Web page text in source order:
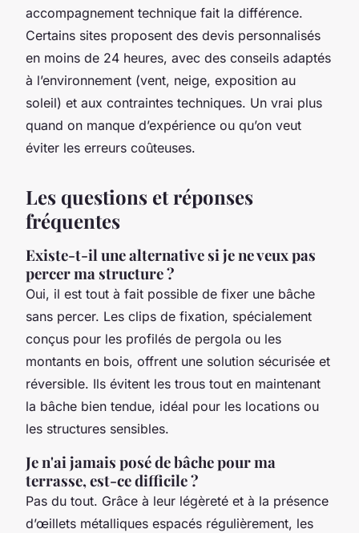
accompagnement technique fait la différence.
Certains sites proposent des devis personnalisés
en moins de 24 heures, avec des conseils adaptés
à l’environnement (vent, neige, exposition au
soleil) et aux contraintes techniques. Un vrai plus
quand on manque d’expérience ou qu’on veut
éviter les erreurs coûteuses.
Les questions et réponses
fréquentes
Existe-t-il une alternative si je ne veux pas
percer ma structure ?
Oui, il est tout à fait possible de fixer une bâche
sans percer. Les clips de fixation, spécialement
conçus pour les profilés de pergola ou les
montants en bois, offrent une solution sécurisée et
réversible. Ils évitent les trous tout en maintenant
la bâche bien tendue, idéal pour les locations ou
les structures sensibles.
Je n'ai jamais posé de bâche pour ma
terrasse, est-ce difficile ?
Pas du tout. Grâce à leur légèreté et à la présence
d’œillets métalliques espacés régulièrement, les